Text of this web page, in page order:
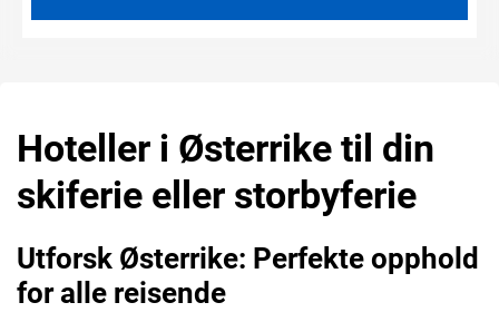
Hoteller i Østerrike til din
skiferie eller storbyferie
Utforsk Østerrike: Perfekte opphold
for alle reisende